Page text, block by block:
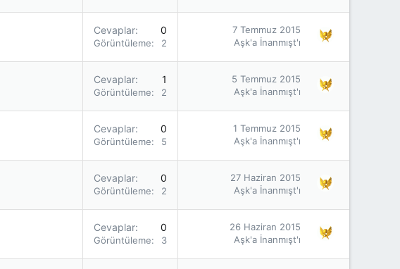
Cevaplar 0
Görüntüleme
7 Temmuz 2015
Aşk'a İnanmışt'ı
Cevaplar 1
Görüntüleme
5 Temmuz 2015
Aşk'a İnanmışt'ı
Cevaplar 0
Görüntüleme
1 Temmuz 2015
Aşk'a İnanmışt'ı
Cevaplar 0
Görüntüleme
27 Haziran 2015
Aşk'a İnanmışt'ı
Cevaplar 0
Görüntüleme
26 Haziran 2015
Aşk'a İnanmışt'ı